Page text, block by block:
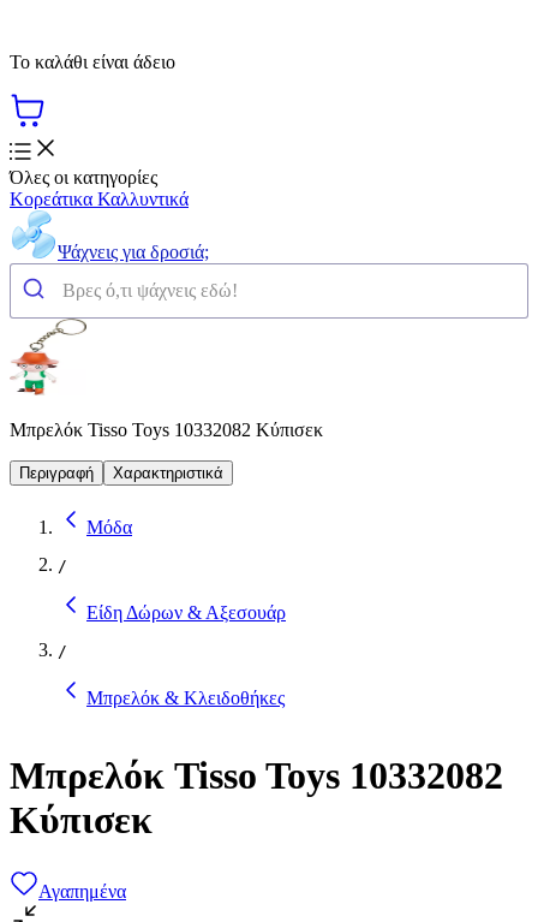
Το καλάθι είναι άδειο
Όλες οι κατηγορίες
Κορεάτικα Καλλυντικά
Ψάχνεις για δροσιά;
Μπρελόκ Tisso Toys 10332082 Κύπισεκ
Περιγραφή Χαρακτηριστικά
Μόδα
/
Είδη Δώρων & Αξεσουάρ
/
Μπρελόκ & Κλειδοθήκες
Μπρελόκ Tisso Toys 10332082
Κύπισεκ
Αγαπημένα